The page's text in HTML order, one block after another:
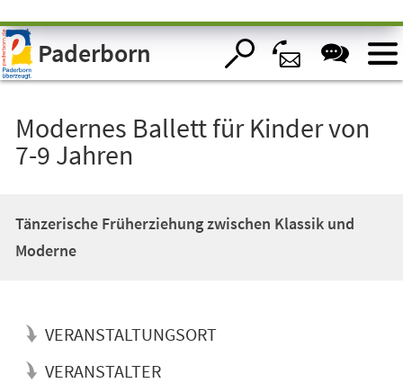
Visuelle
Assistenzsoftware
öffnen.Paderborn
Modernes Ballett für Kinder von
7-9 Jahren
Tänzerische Früherziehung zwischen Klassik und
Moderne
VERANSTALTUNGSORT
VERANSTALTER